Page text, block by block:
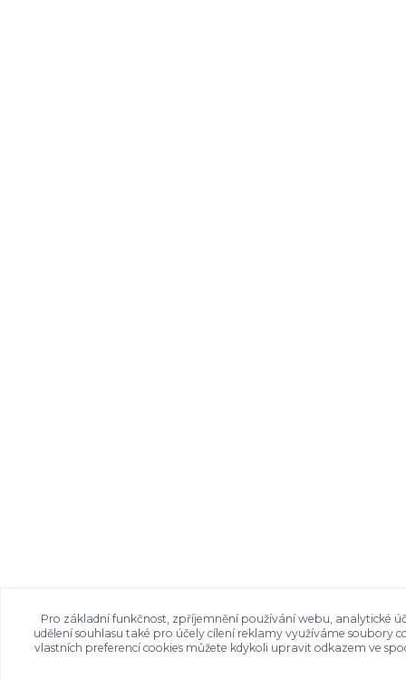
Pro základní funkčnost, zpříjemnění používání webu, analytické
udělení souhlasu také pro účely cílení reklamy využíváme soubory
vlastních preferencí cookies můžete kdykoli upravit odkazem ve